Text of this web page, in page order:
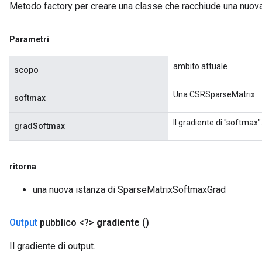
Metodo factory per creare una classe che racchiude una
Parametri
scopo ambito attuale
softmax Una CSRSparseMatrix.
gradSoftmax Il gradiente di "softmax".
ritorna
una nuova istanza di SparseMatrixSoftmaxGrad
Output pubblico <?> gradiente ()
Il gradiente di output.